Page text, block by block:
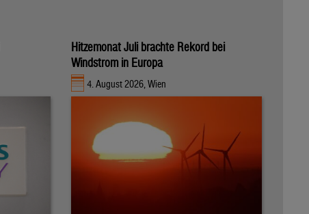
Hitzemonat Juli brachte Rekord bei
Windstrom in Europa
4. August 2026, Wien